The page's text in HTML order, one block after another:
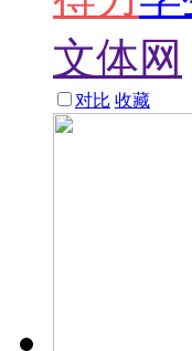
文体网
对比 收藏